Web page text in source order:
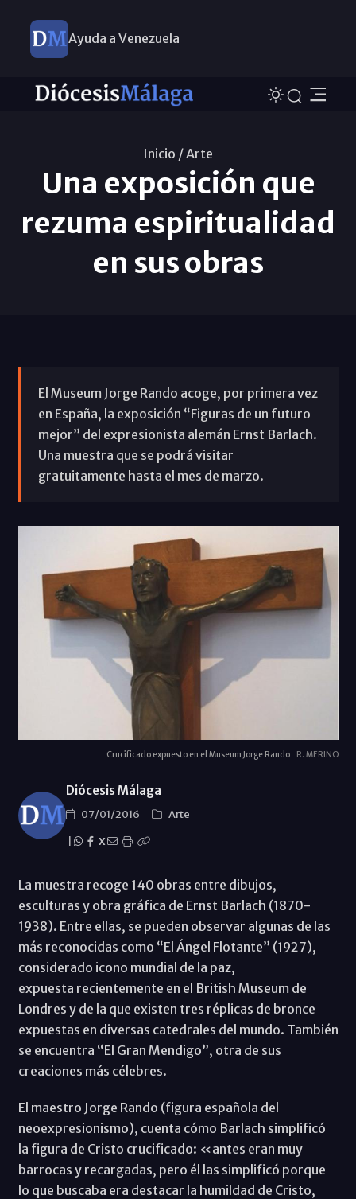
Ayuda a Venezuela
Inicio /Arte
Una exposición que
rezuma espiritualidad
en sus obras
El Museum Jorge Rando acoge, por primera vez
en España, la exposición “Figuras de un futuro
mejor” del expresionista alemán Ernst Barlach.
Una muestra que se podrá visitar
gratuitamente hasta el mes de marzo.
Crucificado expuesto en el Museum Jorge Rando R. MERINO
Diócesis Málaga
07/01/2016
Arte
X
La muestra recoge 140 obras entre dibujos,
esculturas y obra gráfica de Ernst Barlach (1870-
1938). Entre ellas, se pueden observar algunas de las
más reconocidas como “El Ángel Flotante” (1927),
considerado icono mundial de la paz,
expuesta recientemente en el British Museum de
Londres y de la que existen tres réplicas de bronce
expuestas en diversas catedrales del mundo. También
se encuentra “El Gran Mendigo”, otra de sus
creaciones más célebres.
El maestro Jorge Rando (figura española del
neoexpresionismo), cuenta cómo Barlach simplificó
la figura de Cristo crucificado: «antes eran muy
barrocas y recargadas, pero él las simplificó porque
lo que buscaba era destacar la humildad de Cristo,